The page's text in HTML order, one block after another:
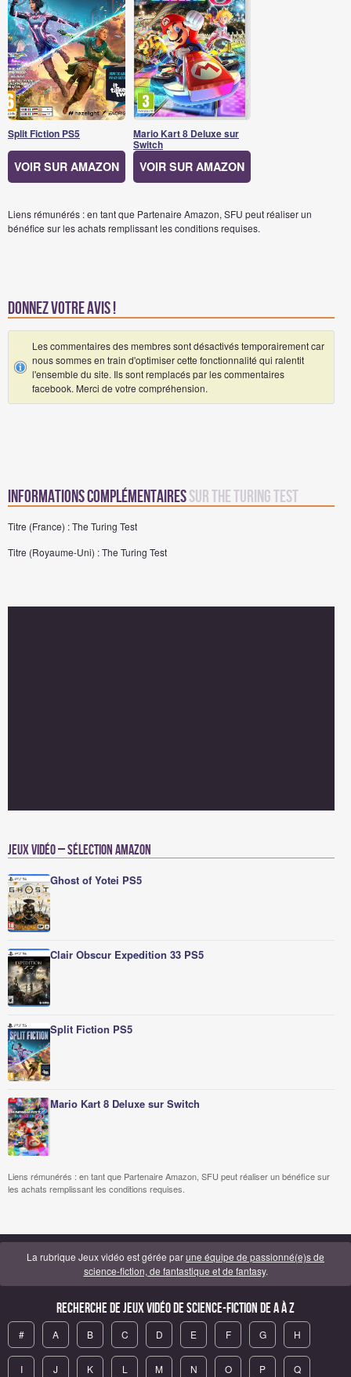
Split Fiction PS5
VOIR SUR AMAZON
Mario Kart 8 Deluxe sur
Switch
VOIR SUR AMAZON
Liens rémunérés : en tant que Partenaire Amazon, SFU peut réaliser un
bénéfice sur les achats remplissant les conditions requises.
Donnez votre avis !
Les commentaires des membres sont désactivés temporairement car
nous sommes en train d'optimiser cette fonctionnalité qui ralentit
l'ensemble du site. Ils sont remplacés par les commentaires
facebook. Merci de votre compréhension.
Informations complémentairessur The Turing Test
Titre (France) : The Turing Test
Titre (Royaume-Uni) : The Turing Test
Jeux vidéo – Sélection Amazon
Ghost of Yotei PS5
Clair Obscur Expedition 33 PS5
Split Fiction PS5
Mario Kart 8 Deluxe sur Switch
Liens rémunérés : en tant que Partenaire Amazon, SFU peut réaliser un bénéfice sur
les achats remplissant les conditions requises.
La rubrique Jeux vidéo est gérée parune équipe de passionné(e)s de
science-fiction, de fantastique et de fantasy.
Recherche de Jeux vidéo de science-fiction de A à Z
# A B C D E F G H
I J K L M N O P Q